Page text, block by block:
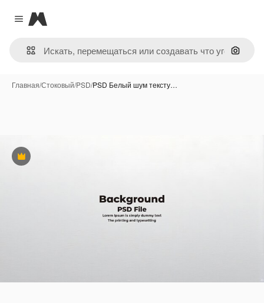
Close menu
Magnific
Поиск
Главная/Стоковый/PSD/PSD Белый шум тексту…
Премиум